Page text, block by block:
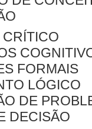
FORMAIS
LÓGICO
DE